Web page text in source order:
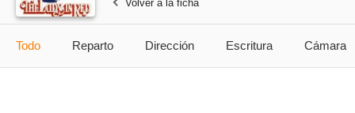
Volver a la ficha
Todo Reparto Dirección Escritura Cámara